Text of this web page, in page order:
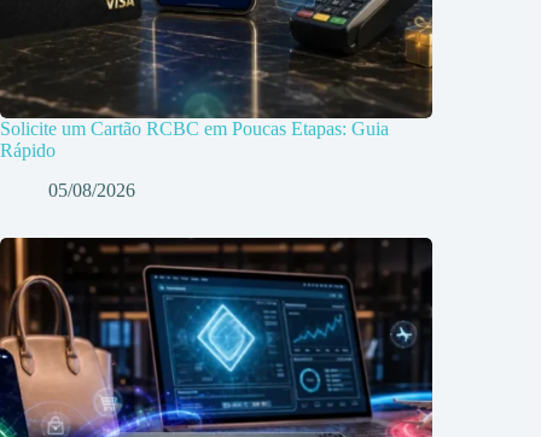
Solicite um Cartão RCBC em Poucas Etapas: Guia
Rápido
05/08/2026